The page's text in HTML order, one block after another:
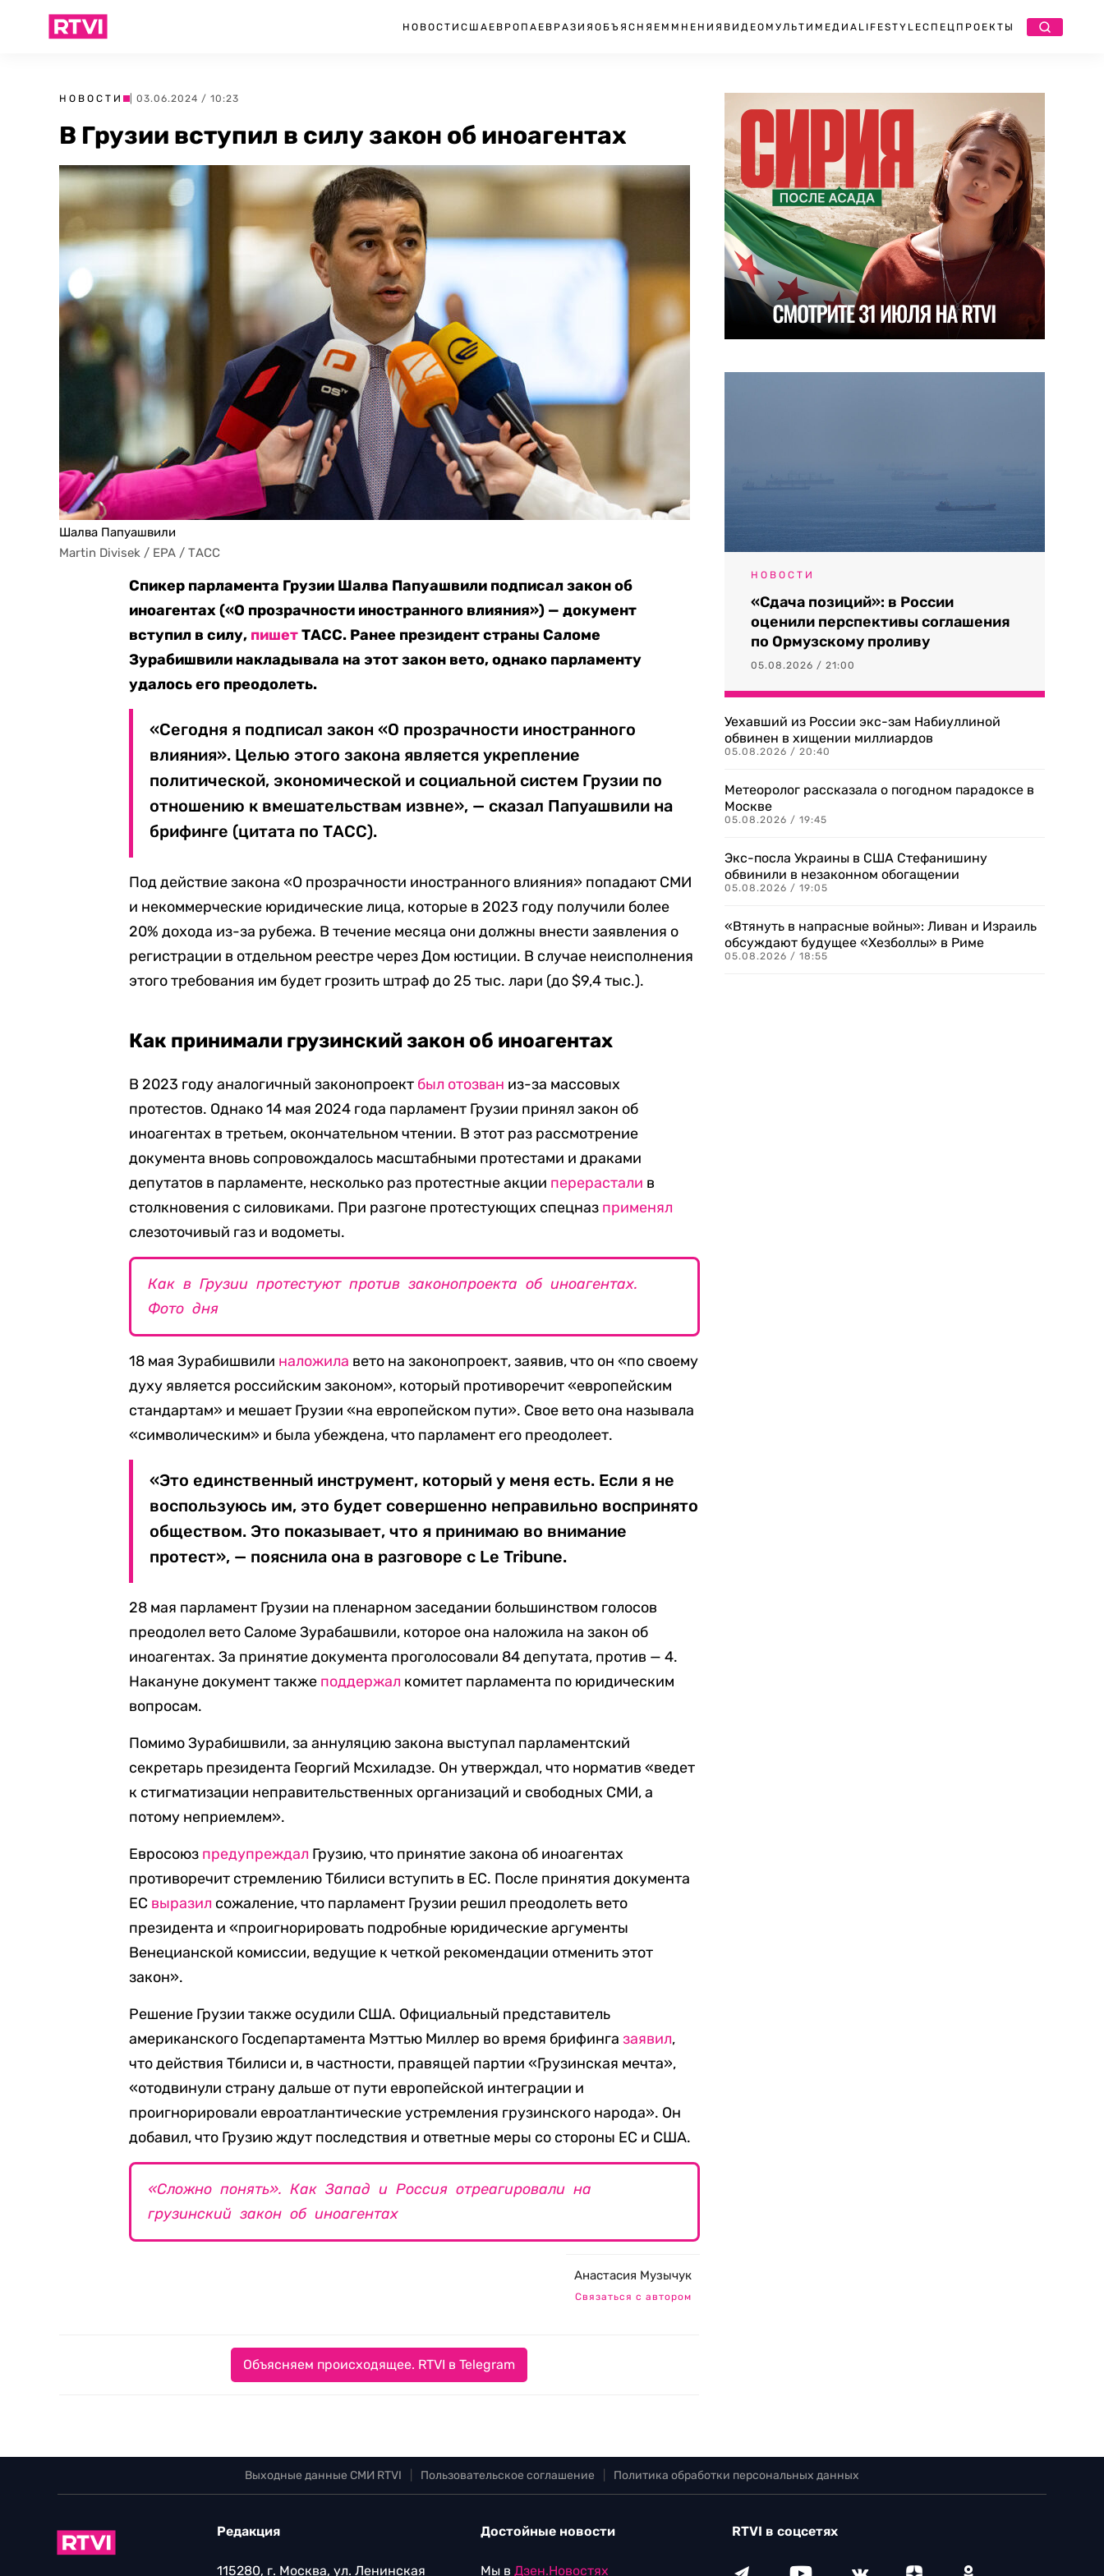
НОВОСТИ США ЕВРОПА ЕВРАЗИЯ ОБЪЯСНЯЕМ МНЕНИЯ ВИДЕО МУЛЬТИМЕДИА LIFESTYLEСПЕЦПРОЕКТЫ
НОВОСТИ | 03.06.2024 / 10:23
В Грузии вступил в силу закон об иноагентах
Шалва Папуашвили
Martin Divisek / EPA / ТАСС
Спикер парламента Грузии Шалва Папуашвили подписал закон об
иноагентах («О прозрачности иностранного влияния») — документ
вступил в силу, пишетТАСС. Ранее президент страны Саломе
Зурабишвили накладывала на этот закон вето, однако парламенту
удалось его преодолеть.
«Сегодня я подписал закон «О прозрачности иностранного
влияния». Целью этого закона является укрепление
политической, экономической и социальной систем Грузии по
отношению к вмешательствам извне», — сказал Папуашвили на
брифинге (цитата по ТАСС).
Под действие закона «О прозрачности иностранного влияния» попадают СМИ
и некоммерческие юридические лица, которые в 2023 году получили более
20% дохода из-за рубежа. В течение месяца они должны внести заявления о
регистрации в отдельном реестре через Дом юстиции. В случае неисполнения
этого требования им будет грозить штраф до 25 тыс. лари (до $9,4 тыс.).
Как принимали грузинский закон об иноагентах
В 2023 году аналогичный законопроект был отозван из-за массовых
протестов. Однако 14 мая 2024 года парламент Грузии принял закон об
иноагентах в третьем, окончательном чтении. В этот раз рассмотрение
документа вновь сопровождалось масштабными протестами и драками
депутатов в парламенте, несколько раз протестные акции перерастали в
столкновения с силовиками. При разгоне протестующих спецназ применял
слезоточивый газ и водометы.
Как в Грузии протестуют против законопроекта об иноагентах.
Фото дня
18 мая Зурабишвили наложила вето на законопроект, заявив, что он «по своему
духу является российским законом», который противоречит «европейским
стандартам» и мешает Грузии «на европейском пути». Свое вето она называла
«символическим» и была убеждена, что парламент его преодолеет.
«Это единственный инструмент, который у меня есть. Если я не
воспользуюсь им, это будет совершенно неправильно воспринято
обществом. Это показывает, что я принимаю во внимание
протест», — пояснила она в разговоре с Le Tribune.
28 мая парламент Грузии на пленарном заседании большинством голосов
преодолел вето Саломе Зурабашвили, которое она наложила на закон об
иноагентах. За принятие документа проголосовали 84 депутата, против — 4.
Накануне документ также поддержал комитет парламента по юридическим
вопросам.
Помимо Зурабишвили, за аннуляцию закона выступал парламентский
секретарь президента Георгий Мсхиладзе. Он утверждал, что норматив «ведет
к стигматизации неправительственных организаций и свободных СМИ, а
потому неприемлем».
Евросоюз предупреждал Грузию, что принятие закона об иноагентах
противоречит стремлению Тбилиси вступить в ЕС. После принятия документа
ЕС выразил сожаление, что парламент Грузии решил преодолеть вето
президента и «проигнорировать подробные юридические аргументы
Венецианской комиссии, ведущие к четкой рекомендации отменить этот
закон».
Решение Грузии также осудили США. Официальный представитель
американского Госдепартамента Мэттью Миллер во время брифингазаявил,
что действия Тбилиси и, в частности, правящей партии «Грузинская мечта»,
«отодвинули страну дальше от пути европейской интеграции и
проигнорировали евроатлантические устремления грузинского народа». Он
добавил, что Грузию ждут последствия и ответные меры со стороны ЕС и США.
«Сложно понять». Как Запад и Россия отреагировали на
грузинский закон об иноагентах
Анастасия Музычук
Связаться с автором
Объясняем происходящее. RTVI в Telegram
НОВОСТИ
«Сдача позиций»: в России
оценили перспективы соглашения
по Ормузскому проливу
05.08.2026 / 21:00
Уехавший из России экс-зам Набиуллиной
обвинен в хищении миллиардов
05.08.2026 / 20:40
Метеоролог рассказала о погодном парадоксе в
Москве
05.08.2026 / 19:45
Экс-посла Украины в США Стефанишину
обвинили в незаконном обогащении
05.08.2026 / 19:05
«Втянуть в напрасные войны»: Ливан и Израиль
обсуждают будущее «Хезболлы» в Риме
05.08.2026 / 18:55
Выходные данные СМИ RTVI Пользовательское соглашение Политика обработки персональных данных
Редакция
115280, г. Москва, ул. Ленинская
Достойные новости
Мы в Дзен.Новостях
RTVI в соцсетях